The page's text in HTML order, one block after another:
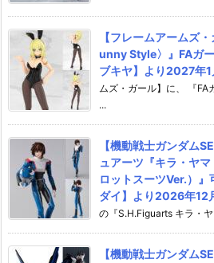
【フレームアームズ
unny Style〉』FAガ
ブキヤ】より2027年
ムズ・ガール】に、 『
...
【機動戦士ガンダム
ュアーツ『キラ・ヤ
ロットスーツVer.）
ダイ】より2026年12
の『S.H.Figuarts キラ・
【機動戦士ガンダム